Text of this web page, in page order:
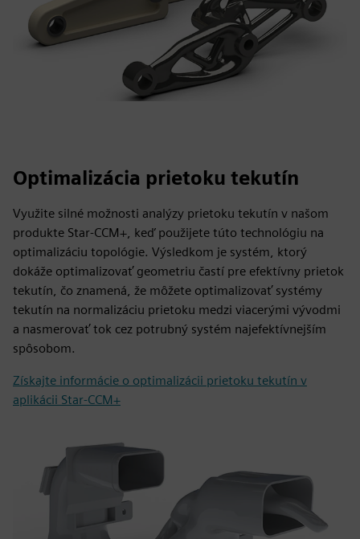
Optimalizácia prietoku tekutín
Využite silné možnosti analýzy prietoku tekutín v našom
produkte Star-CCM+, keď použijete túto technológiu na
optimalizáciu topológie. Výsledkom je systém, ktorý
dokáže optimalizovať geometriu častí pre efektívny prietok
tekutín, čo znamená, že môžete optimalizovať systémy
tekutín na normalizáciu prietoku medzi viacerými vývodmi
a nasmerovať tok cez potrubný systém najefektívnejším
spôsobom.
Získajte informácie o optimalizácii prietoku tekutín v
aplikácii Star-CCM+